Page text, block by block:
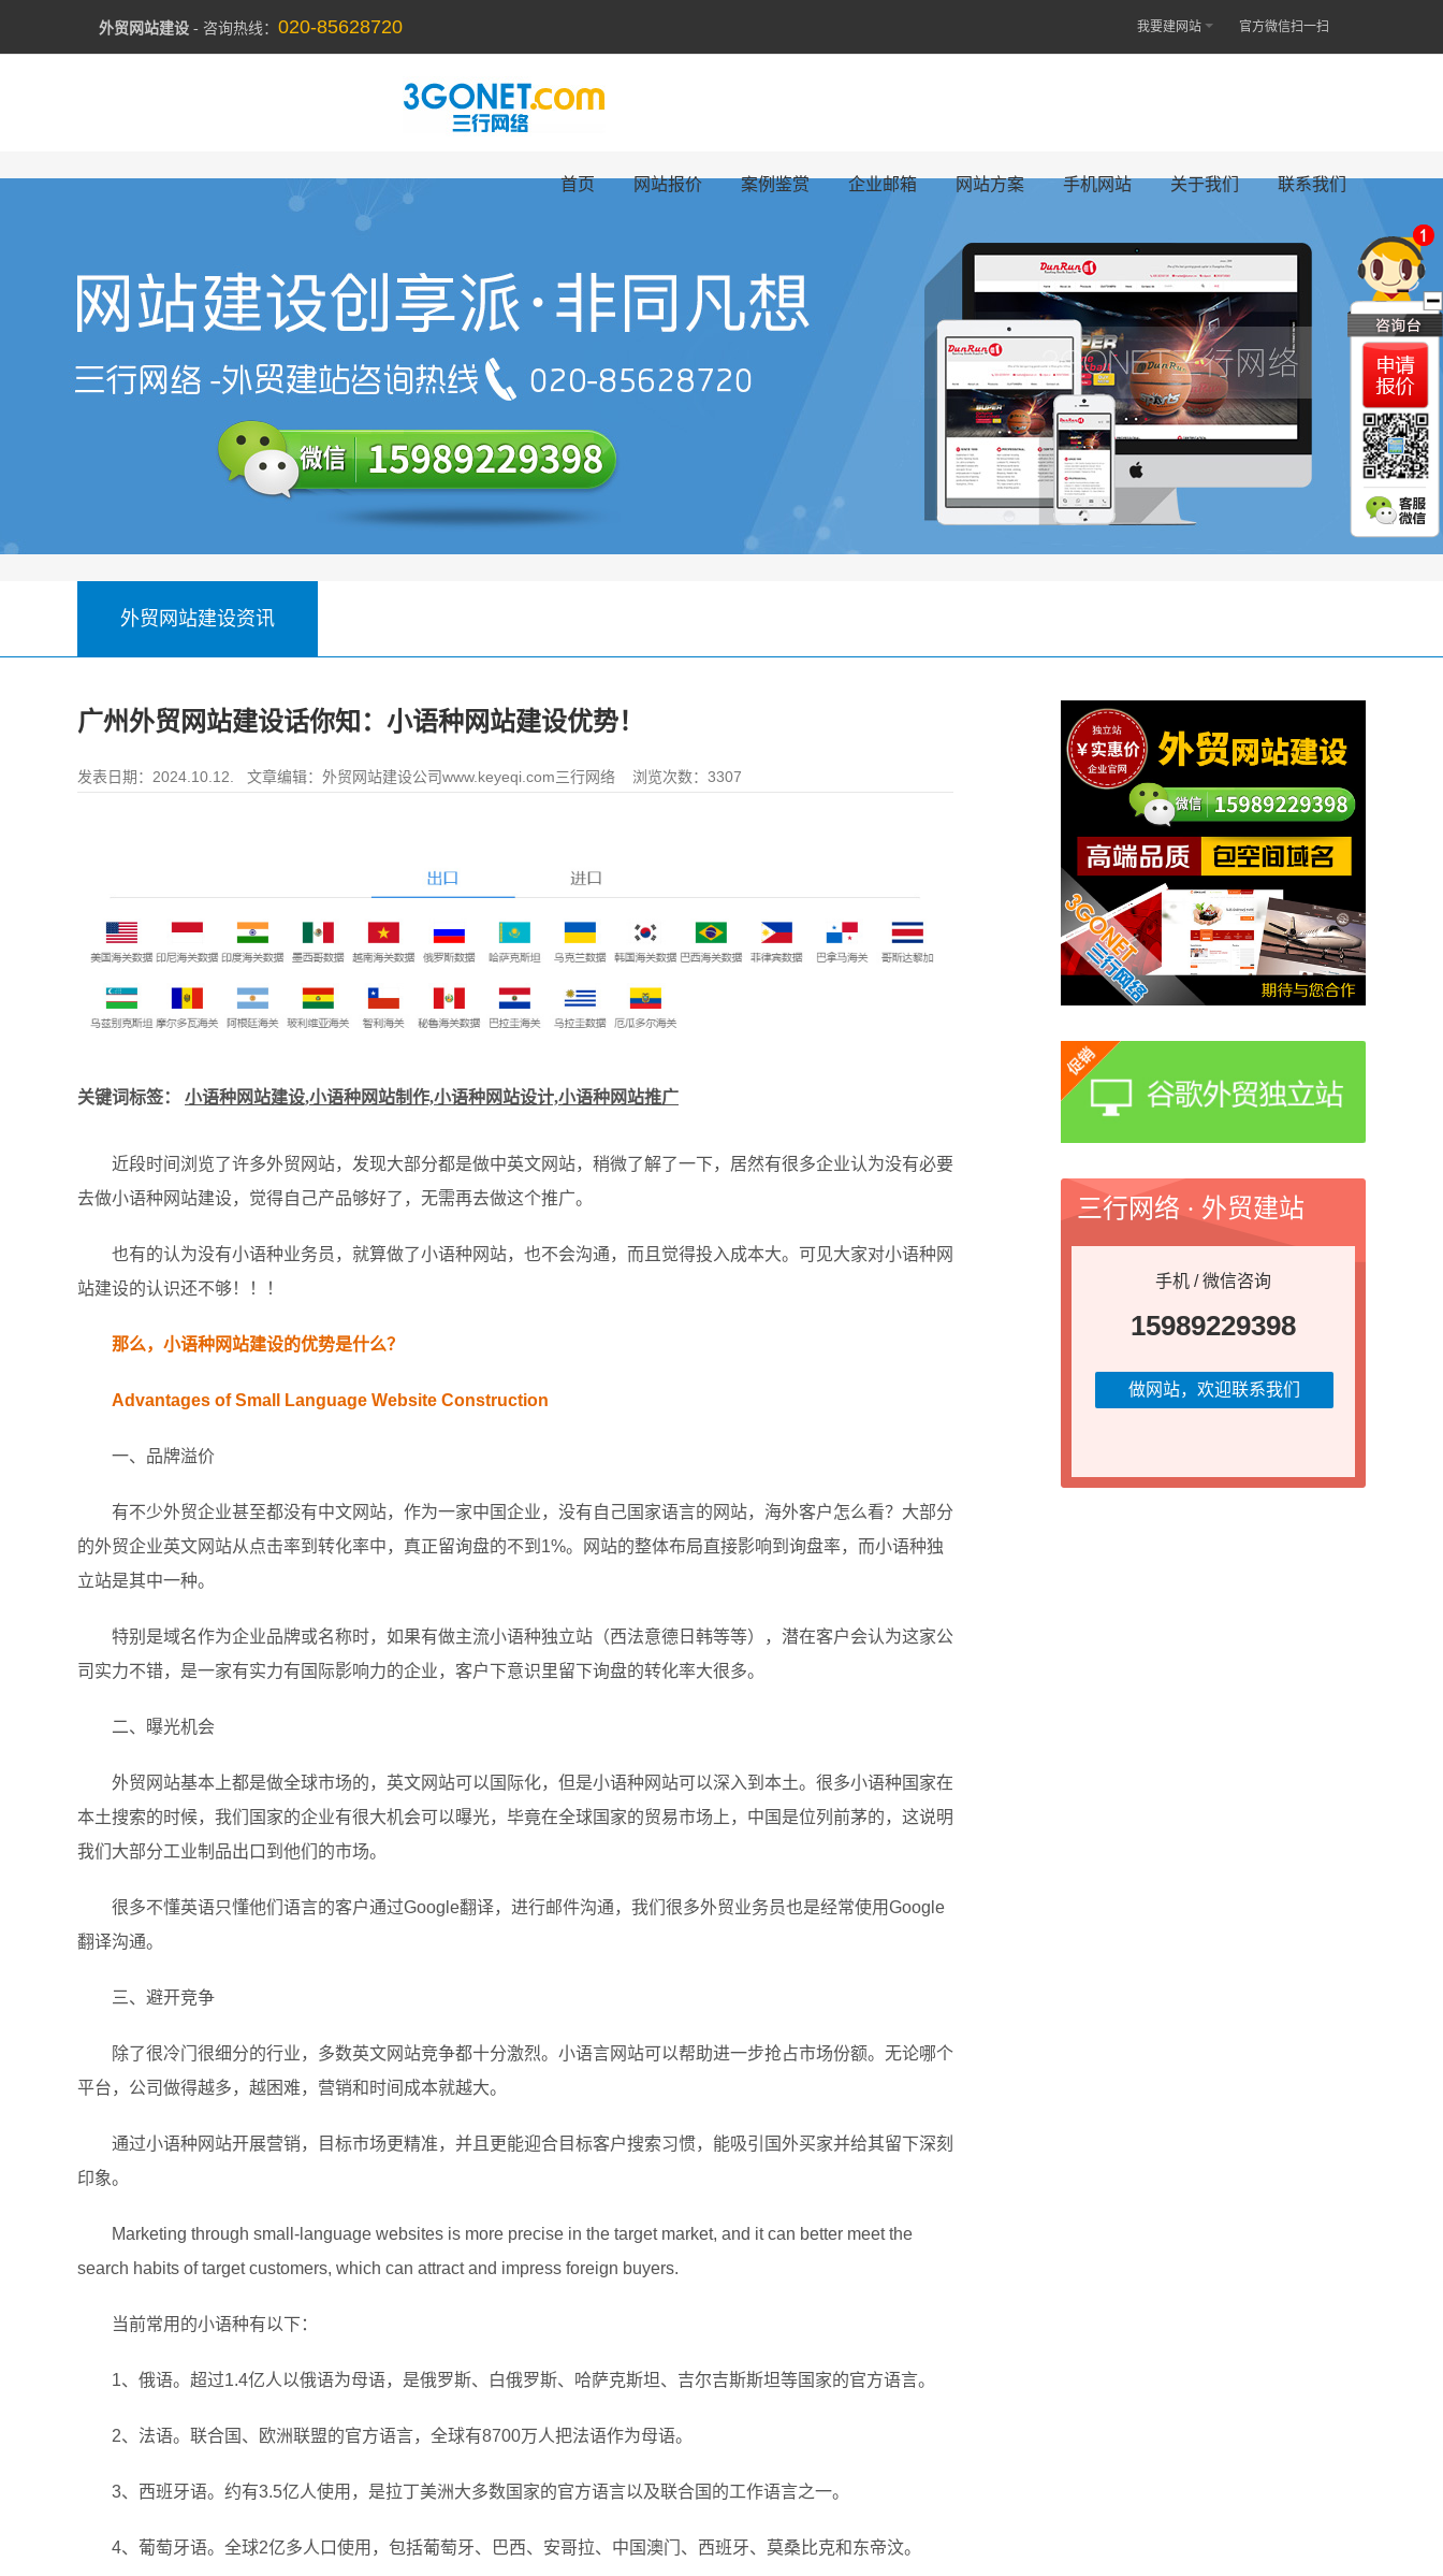
外贸网站建设 - 咨询热线： 020-85628720 我要建网站 官方微信扫一扫
首页 网站报价 案例鉴赏 企业邮箱 网站方案 手机网站 关于我们 联系我们
外贸网站建设资讯
广州外贸网站建设话你知：小语种网站建设优势！
发表日期：2024.10.12. 文章编辑： 外贸网站建设公司www.keyeqi.com三行网络 浏览次数：3307
关键词标签： 小语种网站建设,小语种网站制作,小语种网站设计,小语种网站推广
近段时间浏览了许多外贸网站，发现大部分都是做中英文网站，稍微了解了一下，居然有很多企业认为没有必要
去做小语种网站建设，觉得自己产品够好了，无需再去做这个推广。
也有的认为没有小语种业务员，就算做了小语种网站，也不会沟通，而且觉得投入成本大。可见大家对小语种网
站建设的认识还不够！！！
那么，小语种网站建设的优势是什么？
Advantages of Small Language Website Construction
一、品牌溢价
有不少外贸企业甚至都没有中文网站，作为一家中国企业，没有自己国家语言的网站，海外客户怎么看？大部分
的外贸企业英文网站从点击率到转化率中，真正留询盘的不到1%。网站的整体布局直接影响到询盘率，而小语种独
立站是其中一种。
特别是域名作为企业品牌或名称时，如果有做主流小语种独立站（西法意德日韩等等），潜在客户会认为这家公
司实力不错，是一家有实力有国际影响力的企业，客户下意识里留下询盘的转化率大很多。
二、曝光机会
外贸网站基本上都是做全球市场的，英文网站可以国际化，但是小语种网站可以深入到本土。很多小语种国家在
本土搜索的时候，我们国家的企业有很大机会可以曝光，毕竟在全球国家的贸易市场上，中国是位列前茅的，这说明
我们大部分工业制品出口到他们的市场。
很多不懂英语只懂他们语言的客户通过Google翻译，进行邮件沟通，我们很多外贸业务员也是经常使用Google
翻译沟通。
三、避开竞争
除了很冷门很细分的行业，多数英文网站竞争都十分激烈。小语言网站可以帮助进一步抢占市场份额。无论哪个
平台，公司做得越多，越困难，营销和时间成本就越大。
通过小语种网站开展营销，目标市场更精准，并且更能迎合目标客户搜索习惯，能吸引国外买家并给其留下深刻
印象。
Marketing through small-language websites is more precise in the target market, and it can better meet the
search habits of target customers, which can attract and impress foreign buyers.
当前常用的小语种有以下：
1、俄语。超过1.4亿人以俄语为母语，是俄罗斯、白俄罗斯、哈萨克斯坦、吉尔吉斯斯坦等国家的官方语言。
2、法语。联合国、欧洲联盟的官方语言，全球有8700万人把法语作为母语。
3、西班牙语。约有3.5亿人使用，是拉丁美洲大多数国家的官方语言以及联合国的工作语言之一。
4、葡萄牙语。全球2亿多人口使用，包括葡萄牙、巴西、安哥拉、中国澳门、西班牙、莫桑比克和东帝汶。
三行网络 · 外贸建站
手机 / 微信咨询
15989229398
做网站，欢迎联系我们